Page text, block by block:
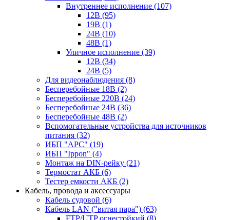
Внутреннее исполнение (107)
12В (95)
19В (1)
24В (10)
48В (1)
Уличное исполнение (39)
12В (34)
24В (5)
Для видеонаблюдения (8)
Бесперебойные 18В (2)
Бесперебойные 220В (24)
Бесперебойные 24В (36)
Бесперебойные 48В (2)
Вспомогательные устройства для источников
питания (32)
ИБП "APC" (19)
ИБП "Ippon" (4)
Монтаж на DIN-рейку (21)
Термостат АКБ (6)
Тестер емкости АКБ (2)
Кабель, провода и аксессуары
Кабель судовой (6)
Кабель LAN ("витая пара") (63)
FTP/UTP огнестойкий (8)